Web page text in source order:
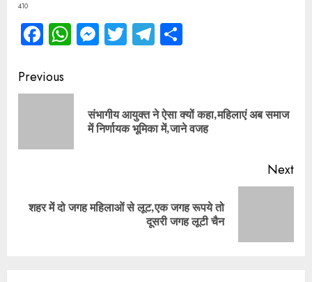
410
Facebook
WhatsApp
Messenger
TwitterTelegram
Continue
Reading
Previous
संभागीय आयुक्त ने ऐसा क्यों कहा,महिलाएं अब समाज
में निर्णायक भूमिका में,जाने वजह
Next
Next
शहर में दो जगह महिलाओं से लूट,एक जगह रूपये तो
दूसरी जगह लूटी चैन